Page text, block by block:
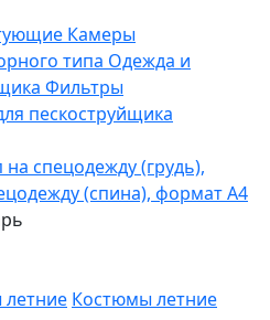
Камеры
типа Одежда и
Фильтры
пескоструйщика
на спецодежду (грудь),
(спина), формат А4
Костюмы летние